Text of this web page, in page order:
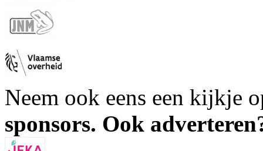
Neem ook eens een kijkje
sponsors. Ook